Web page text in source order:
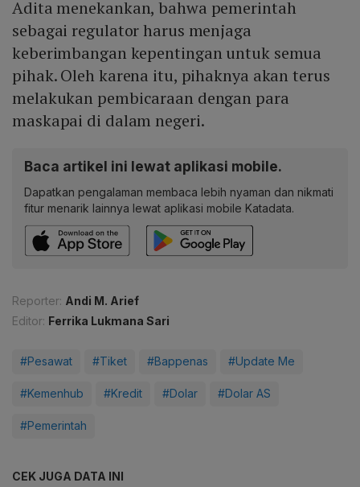
Adita menekankan, bahwa pemerintah
sebagai regulator harus menjaga
keberimbangan kepentingan untuk semua
pihak. Oleh karena itu, pihaknya akan terus
melakukan pembicaraan dengan para
maskapai di dalam negeri.
Baca artikel ini lewat aplikasi mobile.
Dapatkan pengalaman membaca lebih nyaman dan nikmati
fitur menarik lainnya lewat aplikasi mobile Katadata.
Reporter: Andi M. Arief
Editor: Ferrika Lukmana Sari
#Pesawat #Tiket #Bappenas #Update Me
#Kemenhub #Kredit #Dolar #Dolar AS
#Pemerintah
CEK JUGA DATA INI